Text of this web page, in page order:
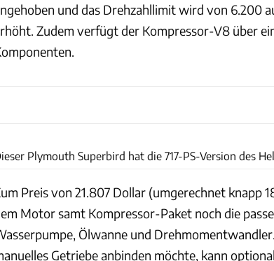
und das Drehzahllimit wird von 6.200
Zudem verfügt der Kompressor-V8 über
Plymouth Superbird hat die 717-PS-Version des
Preis von 21.807 Dollar (umgerechnet knapp
Motor samt Kompressor-Paket noch die
Ölwanne und
Getriebe anbinden möchte, kann